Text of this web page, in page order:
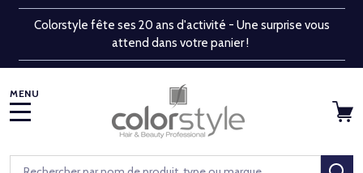
Colorstyle fête ses 20 ans d'activité - Une surprise vous
attend dans votre panier !
Rechercher